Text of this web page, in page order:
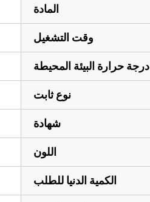
المادة
وقت التشغيل
درجة حرارة البيئة المحيطة
نوع ثابت
شهادة
اللون
الكمية الدنيا للطلب